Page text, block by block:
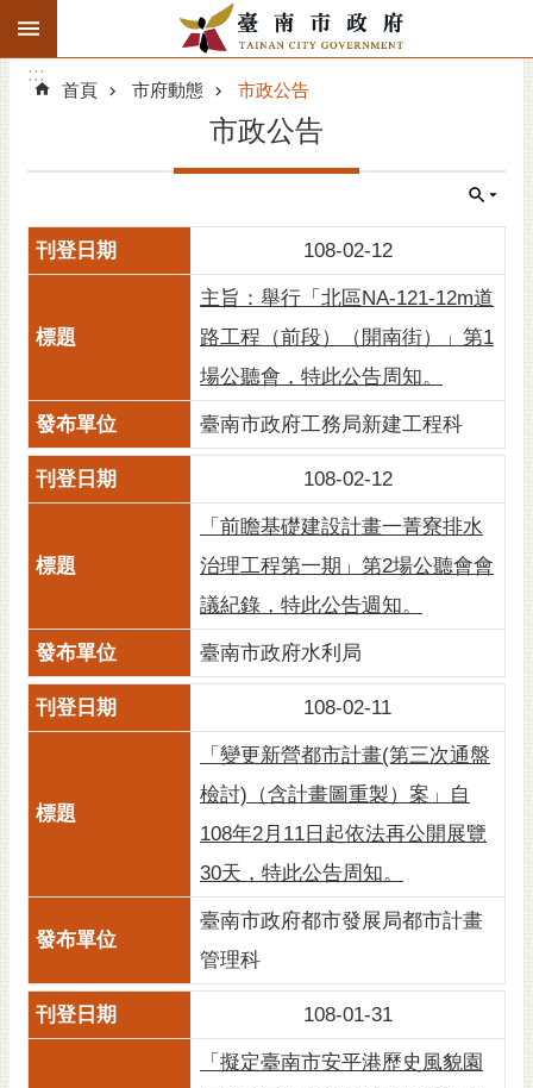
跳到主要內容區塊
搜
階
市府動態
市府團隊
市政資訊
市民互動
黃
光
花
站
覽
訂
:::
:::
首頁 市府動態 市政公告
市政公告
108-02-12
主旨：舉行「北區NA-121-12m道
路工程（前段）（開南街）」第1
場公聽會，特此公告周知。
臺南市政府工務局新建工程科
108-02-12
「前瞻基礎建設計畫一菁寮排水
治理工程第一期」第2場公聽會會
議紀錄，特此公告週知。
臺南市政府水利局
108-02-11
「變更新營都市計畫(第三次通盤
檢討)（含計畫圖重製）案」自
108年2月11日起依法再公開展覽
30天，特此公告周知。
臺南市政府都市發展局都市計畫
管理科
108-01-31
「擬定臺南市安平港歷史風貌園